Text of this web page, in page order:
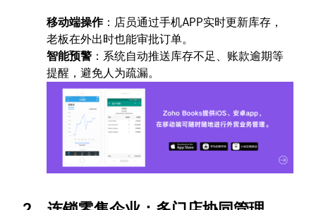
移动端操作：店员通过手机APP实时更新库存，
老板在外出时也能审批订单。
智能预警 ：系统自动推送库存不足、账款逾期等
提醒，避免人为疏漏。